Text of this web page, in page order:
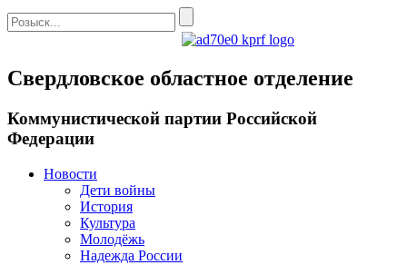
Свердловское областное отделение
Коммунистической партии Российской
Федерации
Новости
Дети войны
История
Культура
Молодёжь
Надежда России